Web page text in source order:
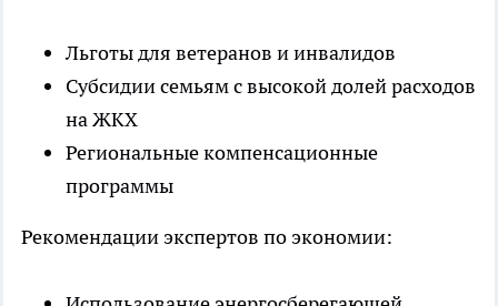
Льготы для ветеранов и инвалидов
Субсидии семьям с высокой долей расходов
на ЖКХ
Региональные компенсационные
программы
Рекомендации экспертов по экономии: